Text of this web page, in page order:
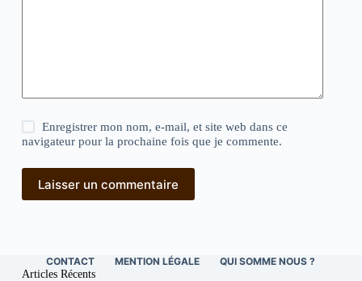
Enregistrer mon nom, e-mail, et site web dans ce
navigateur pour la prochaine fois que je commente.
Laisser un commentaire
CONTACT MENTION LÉGALE QUI SOMME NOUS ?
Articles Récents